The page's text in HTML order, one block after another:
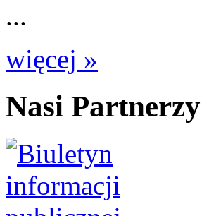
...
więcej »
Nasi Partnerzy